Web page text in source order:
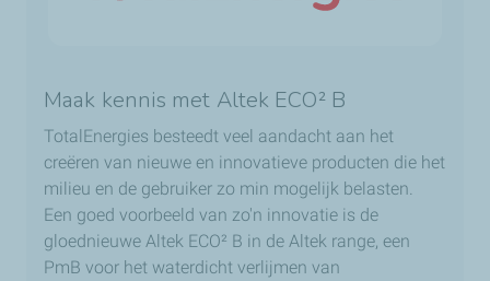
Maak kennis met Altek ECO² B
TotalEnergies besteedt veel aandacht aan het
creëren van nieuwe en innovatieve producten die het
milieu en de gebruiker zo min mogelijk belasten.
Een goed voorbeeld van zo'n innovatie is de
gloednieuwe Altek ECO² B in de Altek range, een
PmB voor het waterdicht verlijmen van